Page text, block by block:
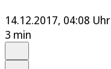
14.12.2017, 04:08 Uhr
3 min